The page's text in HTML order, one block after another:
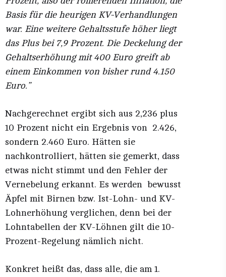
Basis für die heurigen KV-Verhandlungen
war. Eine weitere Gehaltsstufe höher liegt
das Plus bei 7,9 Prozent. Die Deckelung der
Gehaltserhöhung mit 400 Euro greift ab
einem Einkommen von bisher rund 4.150
Euro.”
Nachgerechnet ergibt sich aus 2,236 plus
10 Prozent nicht ein Ergebnis von 2.426,
sondern 2.460 Euro. Hätten sie
nachkontrolliert, hätten sie gemerkt, dass
etwas nicht stimmt und den Fehler der
Vernebelung erkannt. Es werden bewusst
Äpfel mit Birnen bzw. Ist-Lohn- und KV-
Lohnerhöhung verglichen, denn bei der
Lohntabellen der KV-Löhnen gilt die 10-
Prozent-Regelung nämlich nicht.
Konkret heißt das, dass alle, die am 1.